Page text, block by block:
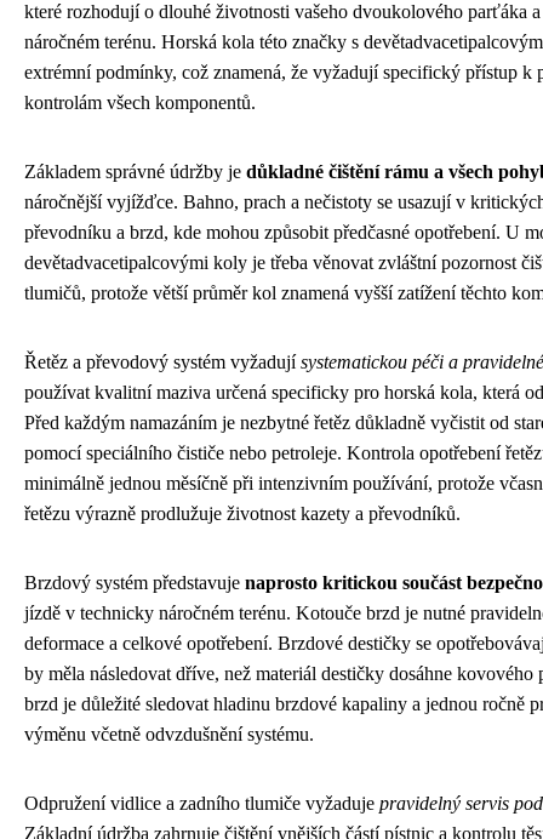
které rozhodují o dlouhé životnosti vašeho dvoukolového parťáka
náročném terénu. Horská kola této značky s
extrémní podmínky, což znamená, že vyžadují specifický přístup k
kontrolám všech komponentů.
Základem správné údržby je důkladné čištění rámu a všech
náročnější vyjížďce. Bahno, prach a nečistoty se usazují v
převodníku a brzd, kde mohou způsobit předčasné opotřebení. U
devětadvacetipalcovými koly je třeba věnovat zvláštní pozornost
tlumičů, protože větší průměr kol znamená vyšší zatížení těchto
Řetěz a převodový systém vyžadujísystematickou péči a
používat kvalitní maziva určená specificky pro horská kola, která
Před každým namazáním je nezbytné řetěz důkladně vyčistit od
pomocí speciálního čističe nebo petroleje. Kontrola opotřebení
minimálně jednou měsíčně při intenzivním používání, protože
řetězu výrazně prodlužuje životnost kazety a převodníků.
Brzdový systém představuje naprosto kritickou součást
jízdě v technicky náročném terénu. Kotouče brzd je nutné
deformace a celkové opotřebení. Brzdové destičky se
by měla následovat dříve, než materiál destičky dosáhne
brzd je důležité sledovat hladinu brzdové kapaliny a jednou ročně
výměnu včetně odvzdušnění systému.
Odpružení vidlice a zadního tlumiče vyžaduje pravidelný servis
Základní údržba zahrnuje čištění vnějších částí pístnic a kontrolu